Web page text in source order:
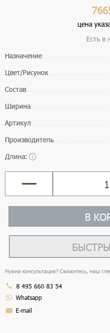
цена
Есть в
Назначение
Цвет/Рисунок
Состав
Ширина
Артикул
Производитель
Длина:
В
Нужна консультация? Свяжитесь, наш
8 495 660 83 54
Whatsapp
E-mail